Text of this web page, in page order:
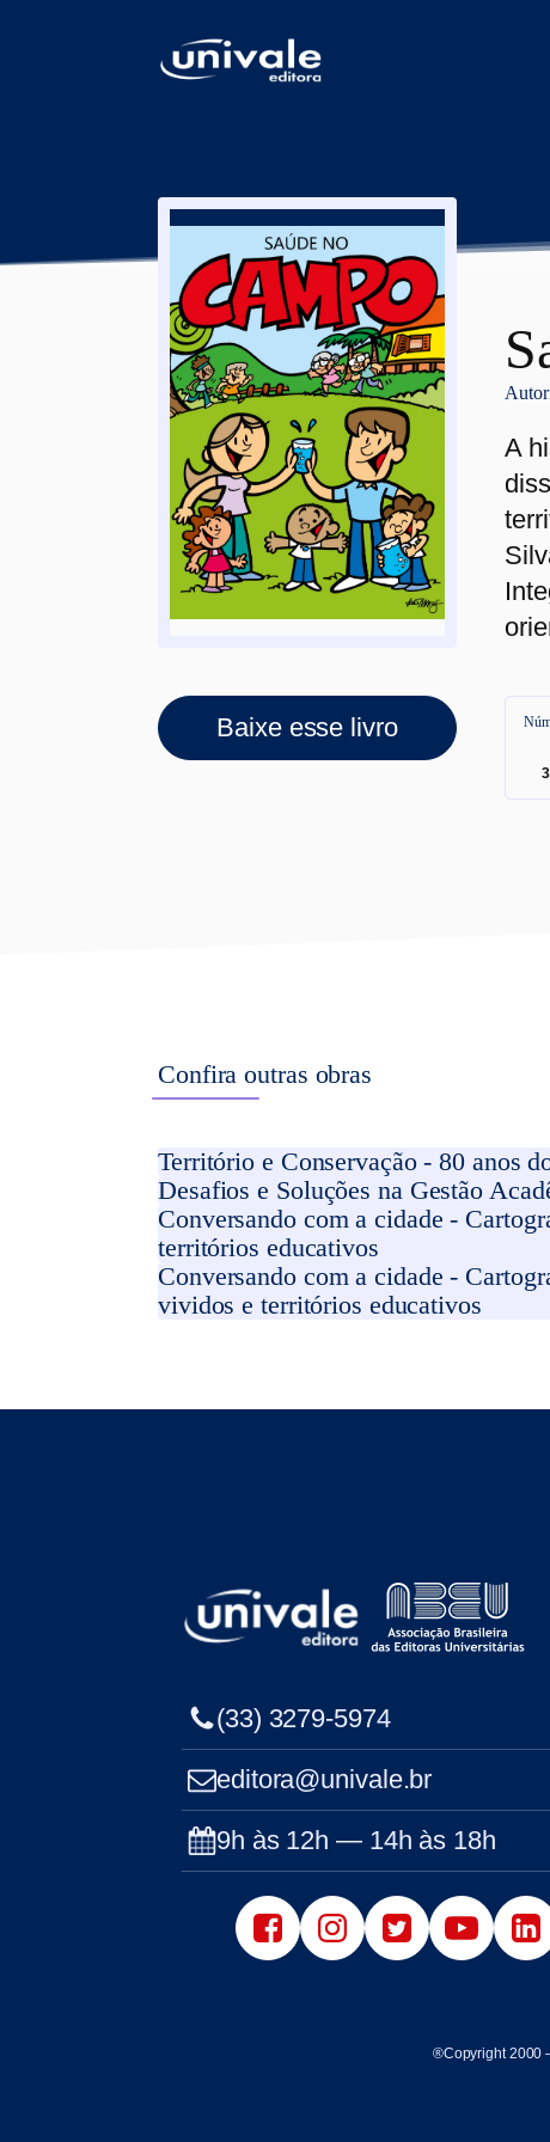
Baixe esse livro
A
Confira outras obras
Território e Conservação - 80 anos
Desafios e Soluções na Gestão
Conversando com a cidade -
territórios educativos
Conversando com a cidade -
vividos e territórios educativos
(33) 3279-5974
editora@univale.br
9h às 12h — 14h às 18h
®Copyright 2000